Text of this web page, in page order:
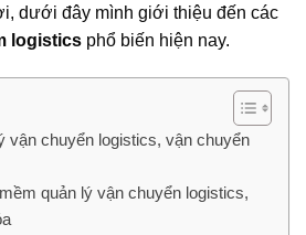
dưới đây mình giới thiệu đến các
logistics phổ biến hiện nay.
vận chuyển logistics, vận chuyển
quản lý vận chuyển logistics,